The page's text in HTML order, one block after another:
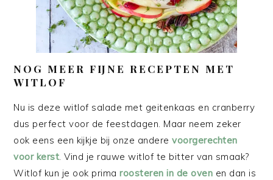
NOG MEER FIJNE RECEPTEN MET
WITLOF
Nu is deze witlof salade met geitenkaas en cranberry
dus perfect voor de feestdagen. Maar neem zeker
ook eens een kijkje bij onze anderevoorgerechten
voor kerst. Vind je rauwe witlof te bitter van smaak?
Witlof kun je ook primaroosteren in de oven en dan is